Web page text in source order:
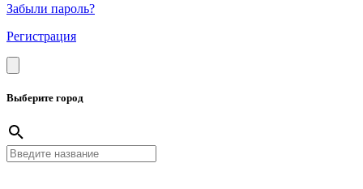
Забыли пароль?
Регистрация
Выберите город